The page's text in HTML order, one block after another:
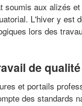
aux alizés
L'hiver y
lors des
de qualité
et portails
des standards